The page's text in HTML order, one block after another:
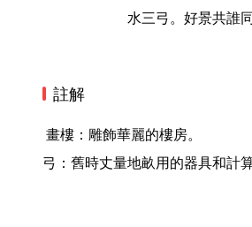
水三弓。好景共誰
註解
弓：舊時丈量地畝用的器具和計